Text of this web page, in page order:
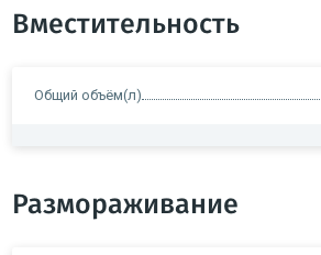
Вместительность
Общий объём(л)
Размораживание